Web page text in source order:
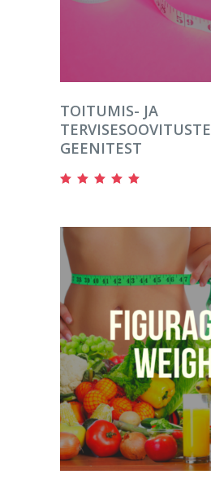
LISA KORVI
TOITUMIS- JA
TERVISESOOVITUSTE
GEENITEST